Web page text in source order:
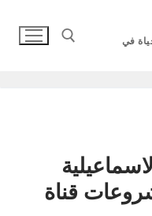
في
قناة